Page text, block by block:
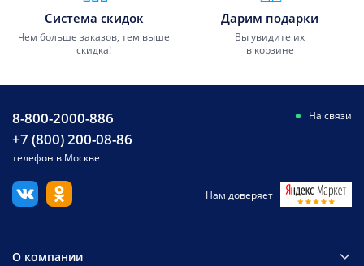
Система скидок
Чем больше заказов, тем выше
скидка!
Дарим подарки
Вы увидите их
в корзине
8-800-2000-886
+7 (800) 200-08-86
телефон в Москве
На связи
Нам доверяет
О компании